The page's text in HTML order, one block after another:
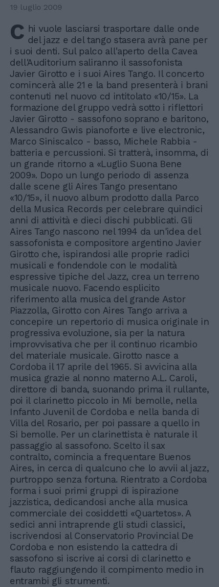
19 luglio 2009
C hi vuole lasciarsi trasportare dalle onde
del jazz e del tango stasera avrà pane per
i suoi denti. Sul palco all'aperto della Cavea
dell'Auditorium saliranno il sassofonista
Javier Girotto e i suoi Aires Tango. Il concerto
comincerà alle 21 e la band presenterà i brani
contenuti nel nuovo cd intitolato «10/15». La
formazione del gruppo vedrà sotto i riflettori
Javier Girotto - sassofono soprano e baritono,
Alessandro Gwis pianoforte e live electronic,
Marco Siniscalco - basso, Michele Rabbia -
batteria e percussioni. Si tratterà, insomma, di
un grande ritorno a «Luglio Suona Bene
2009». Dopo un lungo periodo di assenza
dalle scene gli Aires Tango presentano
«10/15», il nuovo album prodotto dalla Parco
della Musica Records per celebrare quindici
anni di attività e dieci dischi pubblicati. Gli
Aires Tango nascono nel 1994 da un'idea del
sassofonista e compositore argentino Javier
Girotto che, ispirandosi alle proprie radici
musicali e fondendole con le modalità
espressive tipiche del Jazz, crea un terreno
musicale nuovo. Facendo esplicito
riferimento alla musica del grande Astor
Piazzolla, Girotto con Aires Tango arriva a
concepire un repertorio di musica originale in
progressiva evoluzione, sia per la natura
improvvisativa che per il continuo ricambio
del materiale musicale. Girotto nasce a
Cordoba il 17 aprile del 1965. Si avvicina alla
musica grazie al nonno materno A.L. Caroli,
direttore di banda, suonando prima il rullante,
poi il clarinetto piccolo in Mi bemolle, nella
Infanto Juvenil de Cordoba e nella banda di
Villa del Rosario, per poi passare a quello in
Si bemolle. Per un clarinettista è naturale il
passaggio al sassofono. Scelto il sax
contralto, comincia a frequentare Buenos
Aires, in cerca di qualcuno che lo avvii al jazz,
purtroppo senza fortuna. Rientrato a Cordoba
forma i suoi primi gruppi di ispirazione
jazzistica, dedicandosi anche alla musica
commerciale dei cosiddetti «Quartetos». A
sedici anni intraprende gli studi classici,
iscrivendosi al Conservatorio Provincial De
Cordoba e non esistendo la cattedra di
sassofono si iscrive ai corsi di clarinetto e
flauto raggiungendo il compimento medio in
entrambi gli strumenti.